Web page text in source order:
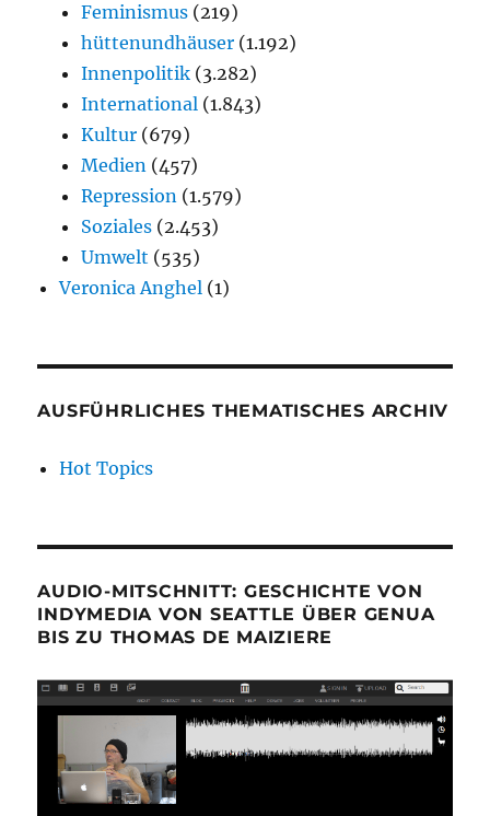
Feminismus (219)
hüttenundhäuser (1.192)
Innenpolitik (3.282)
International (1.843)
Kultur (679)
Medien (457)
Repression (1.579)
Soziales (2.453)
Umwelt (535)
Veronica Anghel (1)
AUSFÜHRLICHES THEMATISCHES ARCHIV
Hot Topics
AUDIO-MITSCHNITT: GESCHICHTE VON
INDYMEDIA VON SEATTLE ÜBER GENUA
BIS ZU THOMAS DE MAIZIERE